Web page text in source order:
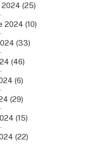
2024 (25)
2024 (10)
(33)
(46)
(6)
(29)
(15)
(22)